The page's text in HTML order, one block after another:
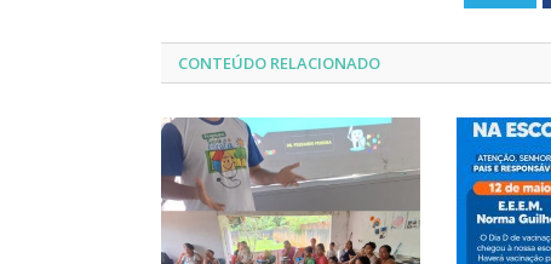
CONTEÚDO RELACIONADO